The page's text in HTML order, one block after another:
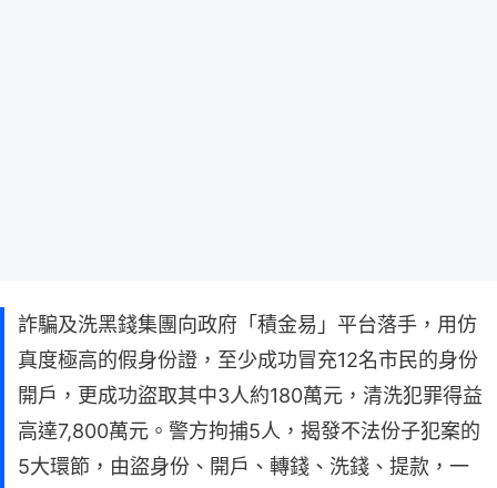
詐騙及洗黑錢集團向政府「積金易」平台落手，用仿
真度極高的假身份證，至少成功冒充12名市民的身份
開戶，更成功盜取其中3人約180萬元，清洗犯罪得益
高達7,800萬元。警方拘捕5人，揭發不法份子犯案的
5大環節，由盜身份、開戶、轉錢、洗錢、提款，一